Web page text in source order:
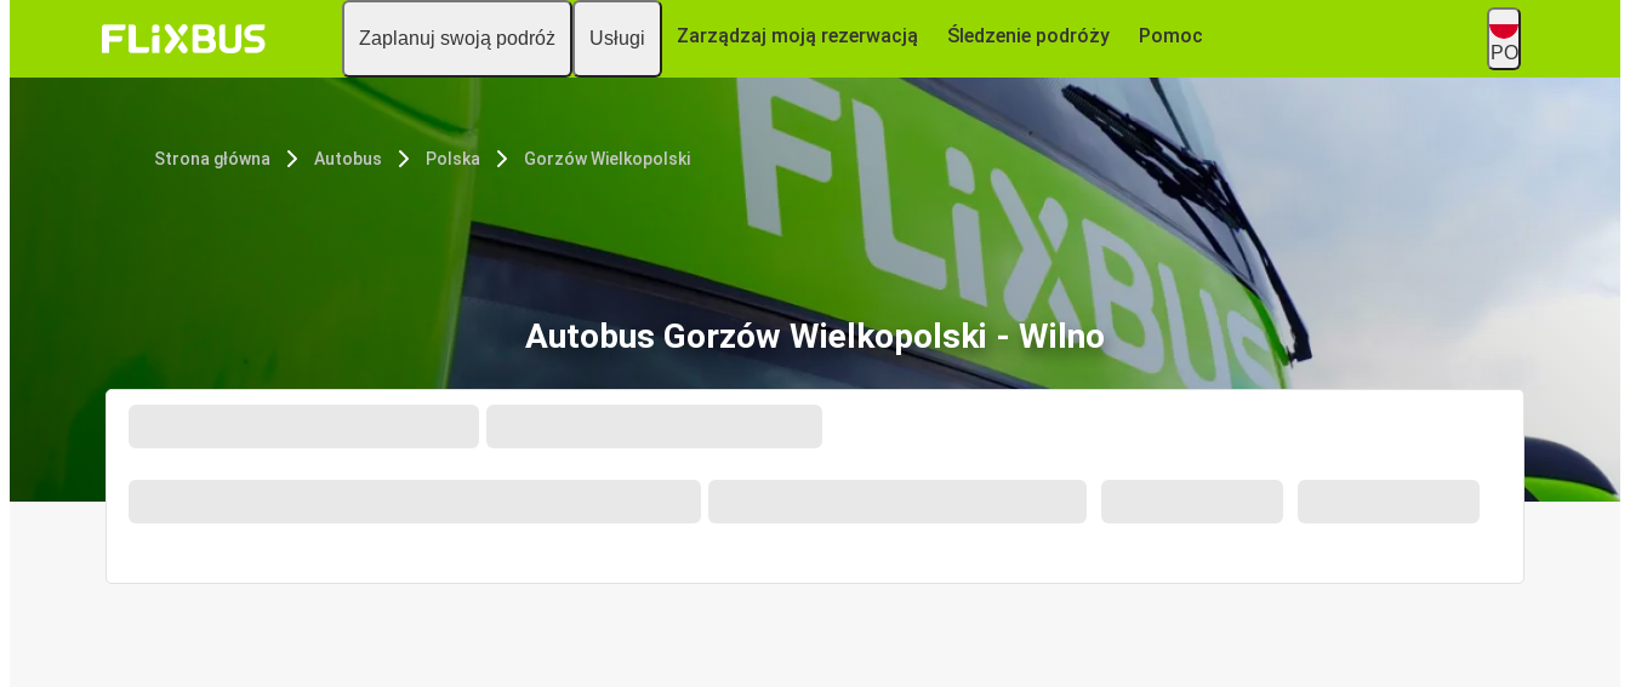
Zaplanuj swoją podróż Usługi Zarządzaj moją rezerwacją Śledzenie podróży Pomoc
PO
Strona główna Autobus Polska Gorzów Wielkopolski
Autobus Gorzów Wielkopolski - Wilno